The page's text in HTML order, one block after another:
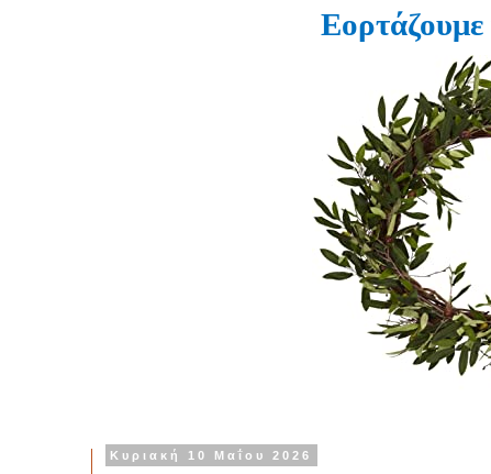
Εορτάζουμε
Κυριακή 10 Μαΐου 2026